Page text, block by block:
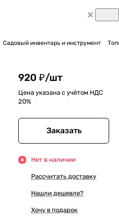
Садовый инвентарь и инструмент
920 ₽/шт
Цена указана с учётом НДС
20%
Заказать
Нет в наличии
Рассчитать доставку
Нашли дешевле?
Хочу в подарок